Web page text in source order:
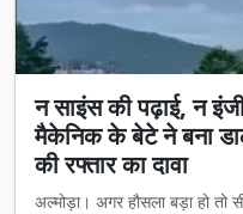
न साइंस की पढ़ाई, न
मैकेनिक के बेटे ने बना
की रफ्तार का दावा
अल्मोड़ा। अगर हौसला बड़ा हो तो